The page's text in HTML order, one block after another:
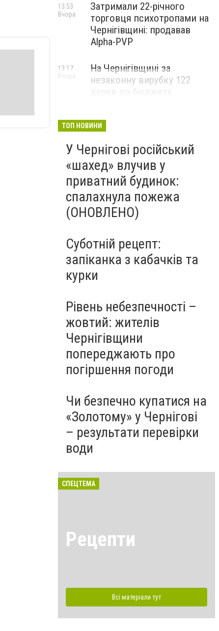
Затримали 22-річного
торговця психотропами на
Чернігівщині: продавав
Alpha-PVP
13:53
Вчора
На Чернігівщині за
незаконну вирубку 122
дерев до бюджету
13:17
Вчора
ТОП НОВИНИ
У Чернігові російський
«шахед» влучив у
приватний будинок:
спалахнула пожежа
(ОНОВЛЕНО)
Суботній рецепт:
запіканка з кабачків та
курки
Рівень небезпечності –
жовтий: жителів
Чернігівщини
попереджають про
погіршення погоди
Чи безпечно купатися на
«Золотому» у Чернігові
– результати перевірки
води
СПЕЦТЕМА
Рецепти
Всі матеріали тут